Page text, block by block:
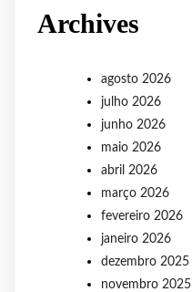
Archives
agosto 2026
julho 2026
junho 2026
maio 2026
abril 2026
março 2026
fevereiro 2026
janeiro 2026
dezembro 2025
novembro 2025